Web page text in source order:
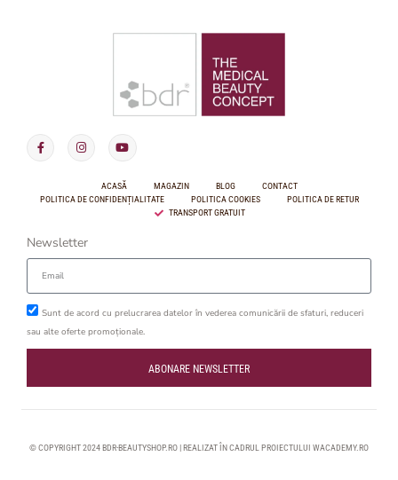
ACASĂ MAGAZIN BLOG
CONTACT
POLITICA DE CONFIDENȚIALITATE
POLITICA COOKIES
POLITICA DE RETUR
TRANSPORT GRATUIT
Newsletter
Sunt de acord cu prelucrarea datelor în vederea comunicării de sfaturi, reduceri
sau alte oferte promoționale.
ABONARE NEWSLETTER
© COPYRIGHT 2024 BDR-BEAUTYSHOP.RO | REALIZAT ÎN CADRUL PROIECTULUI WACADEMY.RO